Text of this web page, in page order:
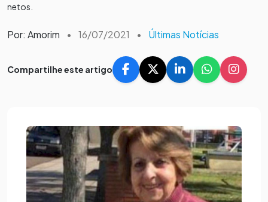
netos.
Por: Amorim • 16/07/2021 • Últimas Notícias
Compartilhe este artigo